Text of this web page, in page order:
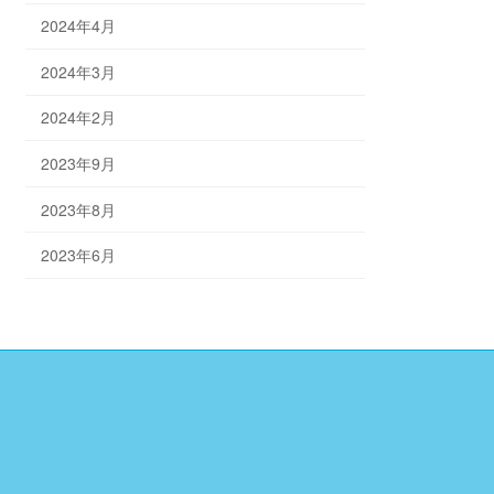
2024年4月
2024年3月
2024年2月
2023年9月
2023年8月
2023年6月